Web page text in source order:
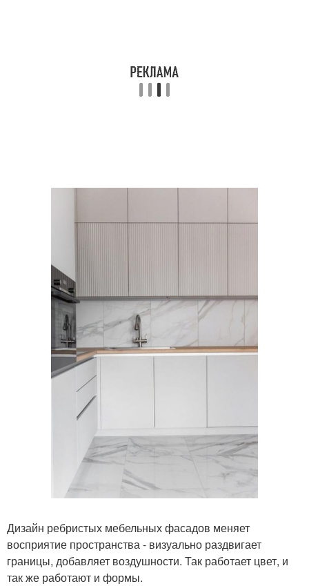
Дизайн ребристых мебельных фасадов меняет
восприятие пространства - визуально раздвигает
границы, добавляет воздушности. Так работает цвет, и
так же работают и формы.